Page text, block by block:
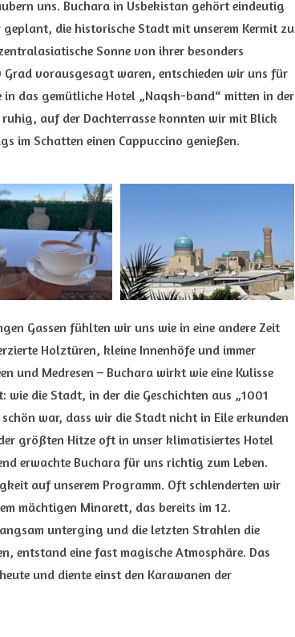
uns. Buchara in Usbekistan gehört eindeutig
die historische Stadt mit unserem Kermit zu
Sonne von ihrer besonders
Grad vorausgesagt waren, entschieden wir uns für
das gemütliche Hotel „Naqsh-band“ mitten in der
auf der Dachterrasse konnten wir mit Blick
im Schatten einen Cappuccino genießen.
Gassen fühlten wir uns wie in eine andere Zeit
Holztüren, kleine Innenhöfe und immer
und Medresen – Buchara wirkt wie eine Kulisse
wie die Stadt, in der die Geschichten aus „1001
war, dass wir die Stadt nicht in Eile erkunden
größten Hitze oft in unser klimatisiertes Hotel
erwachte Buchara für uns richtig zum Leben.
auf unserem Programm. Oft schlenderten wir
mächtigen Minarett, das bereits im 12.
unterging und die letzten Strahlen die
entstand eine fast magische Atmosphäre. Das
und diente einst den Karawanen der